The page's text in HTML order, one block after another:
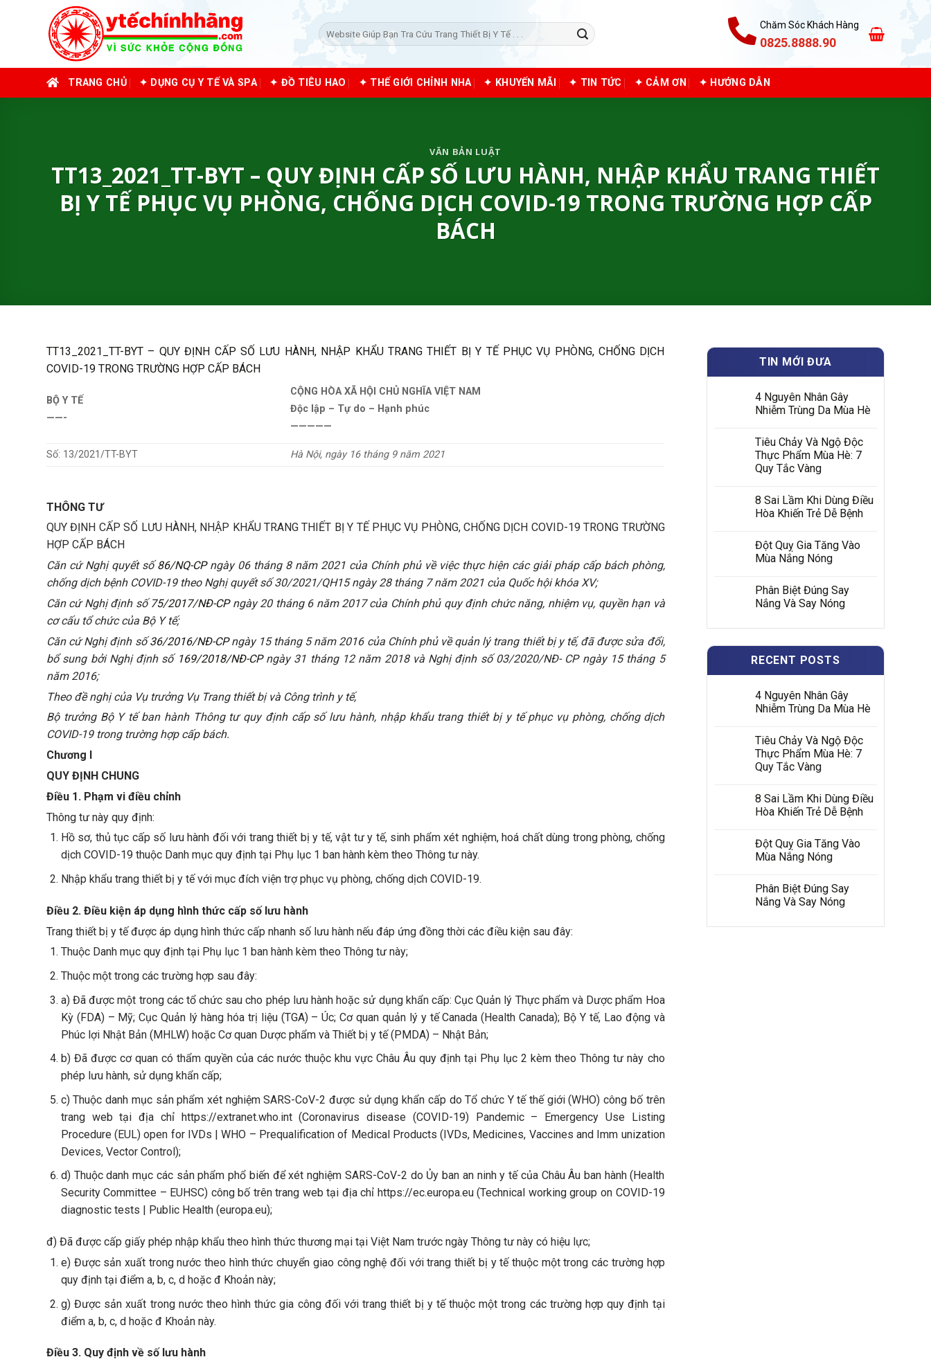
Tìm
kiếm:
Chăm Sóc Khách Hàng
0825.8888.90
TRANG CHỦ ✦ DỤNG CỤ Y TẾ VÀ SPA ✦ ĐỒ TIÊU HAO ✦ THẾ GIỚI CHỈNH NHA ✦ KHUYẾN MÃI ✦ TIN TỨC ✦ CẢM ƠN ✦ HƯỚNG DẪN
VĂN BẢN LUẬT
TT13_2021_TT-BYT – QUY ĐỊNH CẤP SỐ LƯU HÀNH, NHẬP KHẨU TRANG THIẾT
BỊ Y TẾ PHỤC VỤ PHÒNG, CHỐNG DỊCH COVID-19 TRONG TRƯỜNG HỢP CẤP
BÁCH
TT13_2021_TT-BYT – QUY ĐỊNH CẤP SỐ LƯU HÀNH, NHẬP KHẨU TRANG THIẾT BỊ Y TẾ PHỤC VỤ PHÒNG, CHỐNG DỊCH
COVID-19 TRONG TRƯỜNG HỢP CẤP BÁCH
BỘ Y TẾ
——-
CỘNG HÒA XÃ HỘI CHỦ NGHĨA VIỆT NAM
Độc lập – Tự do – Hạnh phúc
—————
Số: 13/2021/TT-BYT Hà Nội, ngày 16 tháng 9 năm 2021
THÔNG TƯ
QUY ĐỊNH CẤP SỐ LƯU HÀNH, NHẬP KHẨU TRANG THIẾT BỊ Y TẾ PHỤC VỤ PHÒNG, CHỐNG DỊCH COVID-19 TRONG TRƯỜNG
HỢP CẤP BÁCH
Căn cứ Nghị quyết số86/NQ-CPngày 06 tháng 8 năm 2021 của Chính phủ về việc thực hiện các giải pháp cấp bách phòng,
chống dịch bệnh COVID-19 theo Nghị quyết số 30/2021/QH15 ngày 28 tháng 7 năm 2021 của Quốc hội khóa XV;
Căn cứ Nghị định số75/2017/NĐ-CPngày 20 tháng 6 năm 2017 của Chính phủ quy định chức năng, nhiệm vụ, quyền hạn và
cơ cấu tổ chức của Bộ Y tế;
Căn cứ Nghị định số36/2016/NĐ-CPngày 15 tháng 5 năm 2016 của Chính phủ về quản lý trang thiết bị y tế, đã được sửa đổi,
bổ sung bởi Nghị định số 169/2018/NĐ-CPngày 31 tháng 12 năm 2018 và Nghị định số 03/2020/NĐ- CP ngày 15 tháng 5
năm 2016;
Theo đề nghị của Vụ trưởng Vụ Trang thiết bị và Công trình y tế,
Bộ trưởng Bộ Y tế ban hành Thông tư quy định cấp số lưu hành, nhập khẩu trang thiết bị y tế phục vụ phòng, chống dịch
COVID-19 trong trường hợp cấp bách.
Chương I
QUY ĐỊNH CHUNG
Điều 1. Phạm vi điều chỉnh
Thông tư này quy định:
Hồ sơ, thủ tục cấp số lưu hành đối với trang thiết bị y tế, vật tư y tế, sinh phẩm xét nghiệm, hoá chất dùng trong phòng, chống
dịch COVID-19 thuộc Danh mục quy định tại Phụ lục 1 ban hành kèm theo Thông tư này.
Nhập khẩu trang thiết bị y tế với mục đích viện trợ phục vụ phòng, chống dịch COVID-19.
Điều 2. Điều kiện áp dụng hình thức cấp số lưu hành
Trang thiết bị y tế được áp dụng hình thức cấp nhanh số lưu hành nếu đáp ứng đồng thời các điều kiện sau đây:
Thuộc Danh mục quy định tại Phụ lục 1 ban hành kèm theo Thông tư này;
Thuộc một trong các trường hợp sau đây:
a) Đã được một trong các tổ chức sau cho phép lưu hành hoặc sử dụng khẩn cấp: Cục Quản lý Thực phẩm và Dược phẩm Hoa
Kỳ (FDA) – Mỹ; Cục Quản lý hàng hóa trị liệu (TGA) – Úc; Cơ quan quản lý y tế Canada (Health Canada); Bộ Y tế, Lao động và
Phúc lợi Nhật Bản (MHLW) hoặc Cơ quan Dược phẩm và Thiết bị y tế (PMDA) – Nhật Bản;
b) Đã được cơ quan có thẩm quyền của các nước thuộc khu vực Châu Âu quy định tại Phụ lục 2 kèm theo Thông tư này cho
phép lưu hành, sử dụng khẩn cấp;
c) Thuộc danh mục sản phẩm xét nghiệm SARS-CoV-2 được sử dụng khẩn cấp do Tổ chức Y tế thế giới (WHO) công bố trên
trang web tại địa chỉ https://extranet.who.int (Coronavirus disease (COVID-19) Pandemic – Emergency Use Listing
Procedure (EUL) open for IVDs | WHO – Prequalification of Medical Products (IVDs, Medicines, Vaccines and Imm unization
Devices, Vector Control);
d) Thuộc danh mục các sản phẩm phổ biến để xét nghiệm SARS-CoV-2 do Ủy ban an ninh y tế của Châu Âu ban hành (Health
Security Committee – EUHSC) công bố trên trang web tại địa chỉ https://ec.europa.eu (Technical working group on COVID-19
diagnostic tests | Public Health (europa.eu);
đ) Đã được cấp giấy phép nhập khẩu theo hình thức thương mại tại Việt Nam trước ngày Thông tư này có hiệu lực;
e) Được sản xuất trong nước theo hình thức chuyển giao công nghệ đối với trang thiết bị y tế thuộc một trong các trường hợp
quy định tại điểm a, b, c, d hoặc đ Khoản này;
g) Được sản xuất trong nước theo hình thức gia công đối với trang thiết bị y tế thuộc một trong các trường hợp quy định tại
điểm a, b, c, d hoặc đ Khoản này.
Điều 3. Quy định về số lưu hành
TIN MỚI ĐƯA
4 Nguyên Nhân Gây
Nhiễm Trùng Da Mùa Hè
Tiêu Chảy Và Ngộ Độc
Thực Phẩm Mùa Hè: 7
Quy Tắc Vàng
8 Sai Lầm Khi Dùng Điều
Hòa Khiến Trẻ Dễ Bệnh
Đột Quỵ Gia Tăng Vào
Mùa Nắng Nóng
Phân Biệt Đúng Say
Nắng Và Say Nóng
RECENT POSTS
4 Nguyên Nhân Gây
Nhiễm Trùng Da Mùa Hè
Tiêu Chảy Và Ngộ Độc
Thực Phẩm Mùa Hè: 7
Quy Tắc Vàng
8 Sai Lầm Khi Dùng Điều
Hòa Khiến Trẻ Dễ Bệnh
Đột Quỵ Gia Tăng Vào
Mùa Nắng Nóng
Phân Biệt Đúng Say
Nắng Và Say Nóng